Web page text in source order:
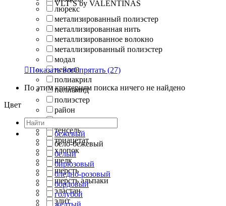
VLT`S by VALENTINAS
люрекс
метализированный полиэстер
металлизированная нить
металлизированное волокно
металлизированный полиэстер
модал
нейлон
полиакрил
полиамид
полиэстер
район
рами
тенсель
триацетат
хлопок
шелк
шерсть
шерсть альпаки
эластан
элит
Показать всеСпрятать (27)
По этим критериям поиска ничего не найдено
Цвет
бежевый
бело-бежевый
белый
бирюзовый
бледно-розовый
бордовый
голубой
желтый